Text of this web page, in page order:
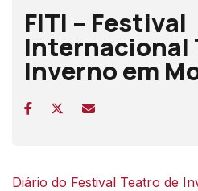
FITI – Festival
Internacional
Inverno em
Diário do Festival Teatro de